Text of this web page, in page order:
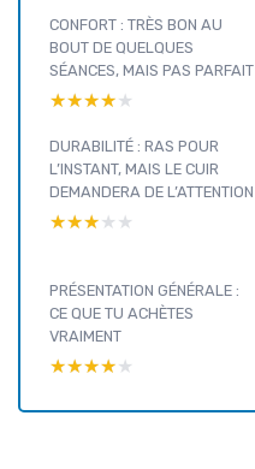
CONFORT : TRÈS BON AU
BOUT DE QUELQUES
SÉANCES, MAIS PAS PARFAIT
★★★★★
★★★★★
DURABILITÉ : RAS POUR
L’INSTANT, MAIS LE CUIR
DEMANDERA DE L’ATTENTION
★★★★★
★★★★★
PRÉSENTATION GÉNÉRALE :
CE QUE TU ACHÈTES
VRAIMENT
★★★★★
★★★★★